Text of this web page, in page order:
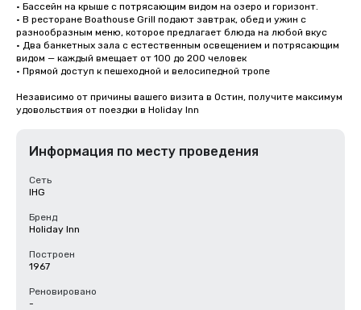
• Бассейн на крыше с потрясающим видом на озеро и горизонт.
• В ресторане Boathouse Grill подают завтрак, обед и ужин с
разнообразным меню, которое предлагает блюда на любой вкус
• Два банкетных зала с естественным освещением и потрясающим
видом — каждый вмещает от 100 до 200 человек
• Прямой доступ к пешеходной и велосипедной тропе
Независимо от причины вашего визита в Остин, получите максимум
удовольствия от поездки в Holiday Inn
Информация по месту проведения
Сеть
IHG
Бренд
Holiday Inn
Построен
1967
Реновировано
-